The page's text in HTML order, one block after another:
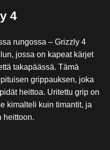
4
rungossa – Grizzly 4
jossa on kapeat kärjet
takapäässä. Tämä
grippauksen, joka
heittoa. Uritettu grip on
kimalteli kuin timantit, ja
heittoon.